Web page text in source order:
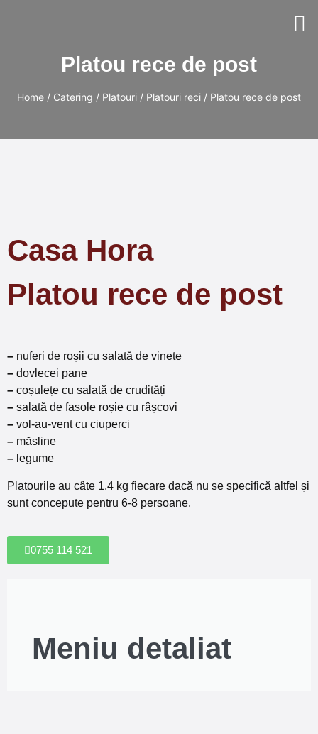
Platou rece de post
Home / Catering / Platouri / Platouri reci / Platou rece de post
Casa Hora
Platou rece de post
– nuferi de roșii cu salată de vinete
– dovlecei pane
– coșulețe cu salată de crudități
– salată de fasole roșie cu râșcovi
– vol-au-vent cu ciuperci
– măsline
– legume
Platourile au câte 1.4 kg fiecare dacă nu se specifică altfel și
sunt concepute pentru 6-8 persoane.
0755 114 521
Meniu detaliat